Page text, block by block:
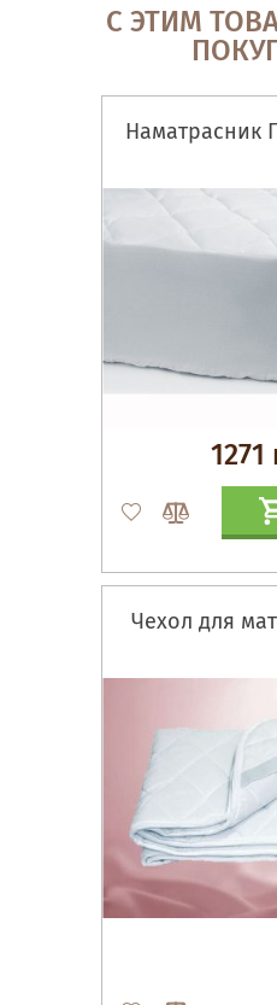
С ЭТИМ
Наматрасник
1271
Чехол для